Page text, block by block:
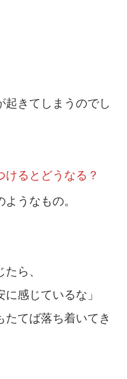
起きてしまうのでし
るとどうなる？
うなもの。
ら、
に感じているな」
たてば落ち着いてき